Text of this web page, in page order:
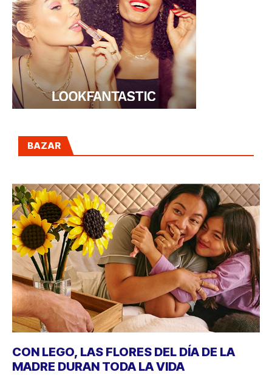
BAZAR
CON LEGO, LAS FLORES DEL DÍA DE LA
MADRE DURAN TODA LA VIDA